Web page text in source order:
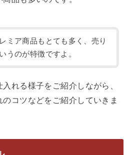
ミア商品もとても多く、売り
うのが特徴ですよ。
れる様子をご紹介しながら、
コツなどをご紹介していきま